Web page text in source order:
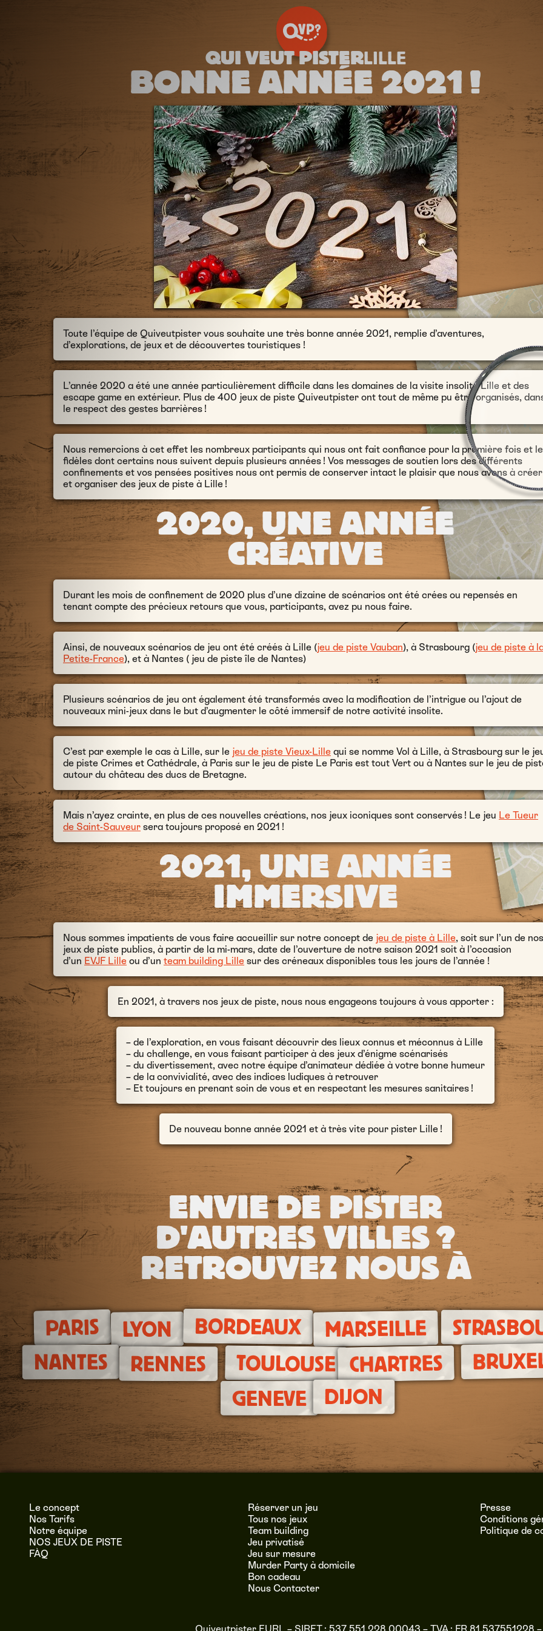
QUI VEUT PISTERLILLE
BONNE ANNÉE 2021 !
Toute l’équipe de Quiveutpister vous souhaite une très bonne année 2021, remplie d’aventures,
d’explorations, de jeux et de découvertes touristiques !
L’année 2020 a été une année particulièrement difficile dans les domaines de la visite insolite Lille et des
escape game en extérieur. Plus de 400 jeux de piste Quiveutpister ont tout de même pu être organisés,
le respect des gestes barrières !
Nous remercions à cet effet les nombreux participants qui nous ont fait confiance pour la première fois et
fidèles dont certains nous suivent depuis plusieurs années ! Vos messages de soutien lors des différents
confinements et vos pensées positives nous ont permis de conserver intact le plaisir que nous avons à créer
et organiser des jeux de piste à Lille !
2020, UNE ANNÉE
CRÉATIVE
Durant les mois de confinement de 2020 plus d’une dizaine de scénarios ont été crées ou repensés en
tenant compte des précieux retours que vous, participants, avez pu nous faire.
Ainsi, de nouveaux scénarios de jeu ont été créés à Lille (jeu de piste Vauban), à Strasbourg (jeu de piste à
Petite-France), et à Nantes ( jeu de piste île de Nantes)
Plusieurs scénarios de jeu ont également été transformés avec la modification de l’intrigue ou l’ajout de
nouveaux mini-jeux dans le but d’augmenter le côté immersif de notre activité insolite.
C’est par exemple le cas à Lille, sur le jeu de piste Vieux-Lille qui se nomme Vol à Lille, à Strasbourg sur le
de piste Crimes et Cathédrale, à Paris sur le jeu de piste Le Paris est tout Vert ou à Nantes sur le jeu de
autour du château des ducs de Bretagne.
Mais n’ayez crainte, en plus de ces nouvelles créations, nos jeux iconiques sont conservés ! Le jeu Le Tueur
de Saint-Sauveur sera toujours proposé en 2021 !
2021, UNE ANNÉE
IMMERSIVE
Nous sommes impatients de vous faire accueillir sur notre concept de jeu de piste à Lille, soit sur l’un de nos
jeux de piste publics, à partir de la mi-mars, date de l’ouverture de notre saison 2021 soit à l’occasion
d’un EVJF Lille ou d’un team building Lille sur des créneaux disponibles tous les jours de l’année !
En 2021, à travers nos jeux de piste, nous nous engageons toujours à vous apporter :
– de l’exploration, en vous faisant découvrir des lieux connus et méconnus à Lille
– du challenge, en vous faisant participer à des jeux d’énigme scénarisés
– du divertissement, avec notre équipe d’animateur dédiée à votre bonne humeur
– de la convivialité, avec des indices ludiques à retrouver
– Et toujours en prenant soin de vous et en respectant les mesures sanitaires !
De nouveau bonne année 2021 et à très vite pour pister Lille !
ENVIE DE PISTER
D'AUTRES VILLES ?
RETROUVEZ NOUS À
PARIS LYON BORDEAUX MARSEILLE
NANTES RENNES TOULOUSE CHARTRES
GENEVE DIJON
Le concept
Nos Tarifs
Notre équipe
NOS JEUX DE PISTE
FÀQ
Réserver un jeu
Tous nos jeux
Team building
Jeu privatisé
Jeu sur mesure
Murder Party à domicile
Bon cadeau
Nous Contacter
Presse
Conditions
Politique de